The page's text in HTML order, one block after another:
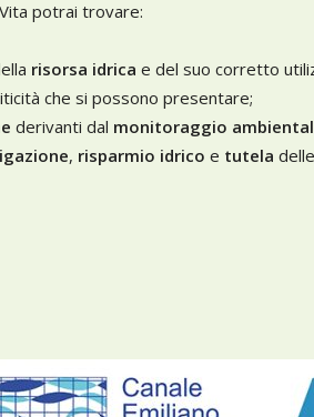
potrai trovare:
risorsa idrica e del suo corretto
che si possono presentare;
derivanti dal monitoraggio
, risparmio idrico e tutela delle